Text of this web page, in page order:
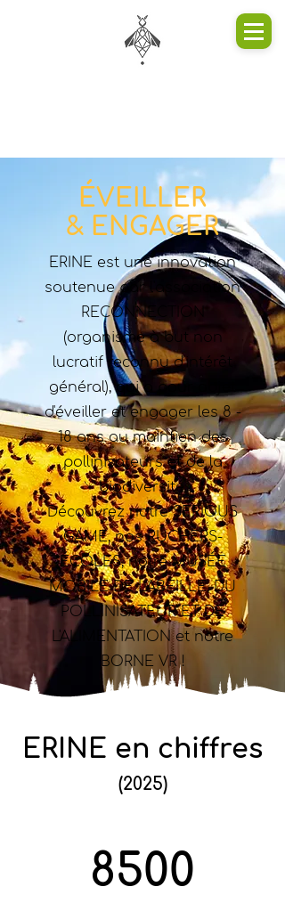
ÉVEILLER
& ENGAGER
ERINE est une innovation
soutenue par l'association
RECONNECTION
(organisme à but non
lucratif reconnu d'intérêt
général), qui a pour objet
d'éveiller et engager les 8 -
18 ans au maintien des
pollinisateurs et de la
biodiversité.
Découvrez notre SERIOUS
GAME, nos RUCHERS-
ÉCOLES, notre MUSÉE
MOBILE DE L'ABEILLE, DU
POLLINISATEUR ET DE
L'ALIMENTATION et notre
BORNE VR !
ERINE en chiffres
(2025)
8500